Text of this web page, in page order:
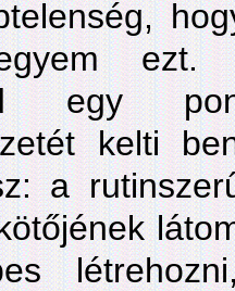
ezt.
egy
kelti
a